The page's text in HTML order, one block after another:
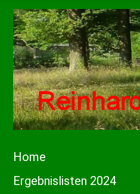
Home
Ergebnislisten 2024